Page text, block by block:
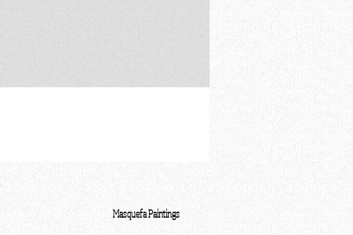
Masquefa Paintings